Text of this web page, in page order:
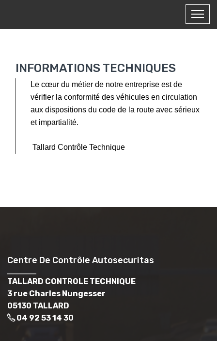
INFORMATIONS TECHNIQUES
Le cœur du métier de notre entreprise est de
vérifier la conformité des véhicules en circulation
aux dispositions du code de la route avec sérieux
et impartialité.
Tallard Contrôle Technique
Centre De Contrôle Autosecuritas
TALLARD CONTROLE TECHNIQUE
3 rue Charles Nungesser
05130 TALLARD
04 92 53 14 30